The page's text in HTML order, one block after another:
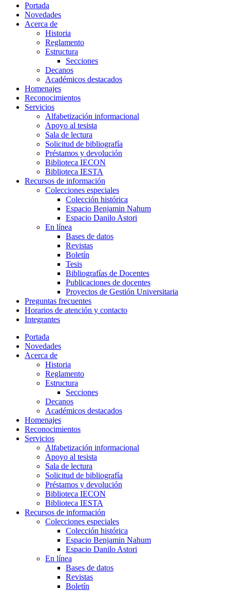
Portada
Novedades
Acerca de
Historia
Reglamento
Estructura
Secciones
Decanos
Académicos destacados
Homenajes
Reconocimientos
Servicios
Alfabetización informacional
Apoyo al tesista
Sala de lectura
Solicitud de bibliografía
Préstamos y devolución
Biblioteca IECON
Biblioteca IESTA
Recursos de información
Colecciones especiales
Colección histórica
Espacio Benjamin Nahum
Espacio Danilo Astori
En línea
Bases de datos
Revistas
Boletín
Tesis
Bibliografías de Docentes
Publicaciones de docentes
Proyectos de Gestión Universitaria
Preguntas frecuentes
Horarios de atención y contacto
Integrantes
Portada
Novedades
Acerca de
Historia
Reglamento
Estructura
Secciones
Decanos
Académicos destacados
Homenajes
Reconocimientos
Servicios
Alfabetización informacional
Apoyo al tesista
Sala de lectura
Solicitud de bibliografía
Préstamos y devolución
Biblioteca IECON
Biblioteca IESTA
Recursos de información
Colecciones especiales
Colección histórica
Espacio Benjamin Nahum
Espacio Danilo Astori
En línea
Bases de datos
Revistas
Boletín